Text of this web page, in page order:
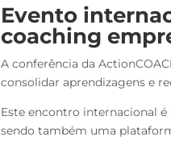
Evento
coaching
A conferência da
consolidar aprendizagens e
Este encontro internacional
sendo também uma